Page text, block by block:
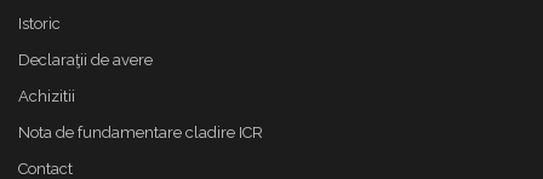
Istoric
Declaraţii de avere
Achizitii
Nota de fundamentare cladire ICR
Contact